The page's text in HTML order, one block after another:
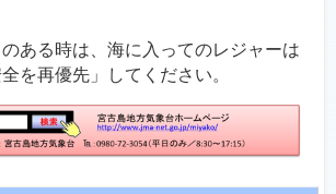
のある時は、海に入ってのレジャーは
を再優先」してください。